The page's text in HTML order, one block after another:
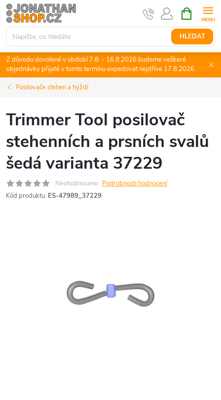
Přejít
na
obsah
HLEDAT
NÁKUPNÍ
KOŠÍK
Z důvodu dovolené v období 7.8. - 16.8.2026 budeme veškeré
objednávky přijaté v tomto termínu expedovat nejdříve 17.8.2026.
Posilovače stehen a hýždí
Trimmer Tool posilovač
stehenních a prsních svalů
šedá varianta 37229
Neohodnoceno Podrobnosti hodnocení
Kód produktu: ES-47989_37229